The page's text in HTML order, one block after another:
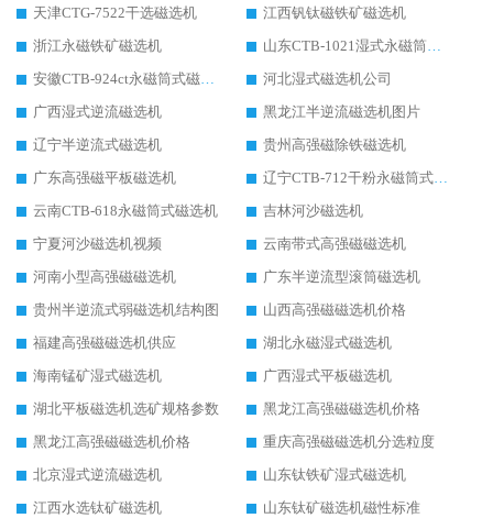
天津CTG-7522干选磁选机
江西钒钛磁铁矿磁选机
浙江永磁铁矿磁选机
山东CTB-1021湿式永磁筒式磁选机
安徽CTB-924ct永磁筒式磁选机
河北湿式磁选机公司
广西湿式逆流磁选机
黑龙江半逆流磁选机图片
辽宁半逆流式磁选机
贵州高强磁除铁磁选机
广东高强磁平板磁选机
辽宁CTB-712干粉永磁筒式磁选机
云南CTB-618永磁筒式磁选机
吉林河沙磁选机
宁夏河沙磁选机视频
云南带式高强磁磁选机
河南小型高强磁磁选机
广东半逆流型滚筒磁选机
贵州半逆流式弱磁选机结构图
山西高强磁磁选机价格
福建高强磁磁选机供应
湖北永磁湿式磁选机
海南锰矿湿式磁选机
广西湿式平板磁选机
湖北平板磁选机选矿规格参数
黑龙江高强磁磁选机价格
黑龙江高强磁磁选机价格
重庆高强磁磁选机分选粒度
北京湿式逆流磁选机
山东钛铁矿湿式磁选机
江西水选钛矿磁选机
山东钛矿磁选机磁性标准